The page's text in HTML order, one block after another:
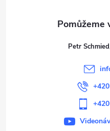
Petr Schmied